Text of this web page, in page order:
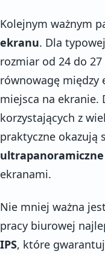
Kolejnym ważnym
ekranu. Dla
rozmiar od 24 do
równowagę między
miejsca na
korzystających z
praktyczne okazują
ultrapanoramiczne
ekranami.
Nie mniej ważna jest
pracy biurowej
IPS, które